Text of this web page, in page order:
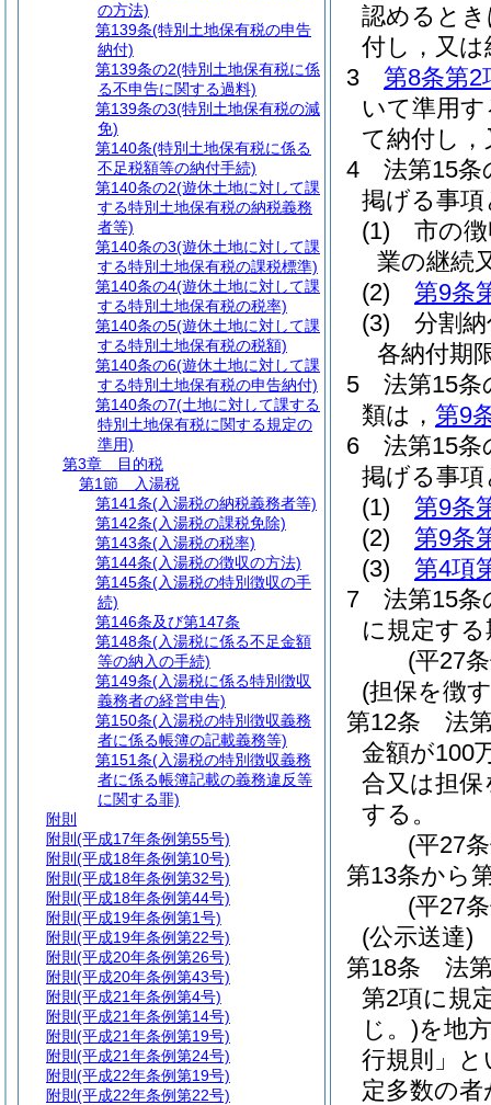
認めると
付し，又
3
第8条第2
いて準用
て納付し
4
法第15
掲げる事
(1)
市の
業の継続
(2)
第9条
(3)
分割
各納付期
5
法第15条
類は， 第9
6
法第15
掲げる事
(1)
第9条
(2)
第9条
(3)
第4項
7
法第15条
に規定す
(平27
(担保を徴
第12条
法
金額が100
合又は担
する。
(平27
第13条から
(平27
(公示送達)
第18条
法
第2項に規
じ。)を地
行規則」と
定多数の
の方法)
第139条(特別土地保有税の申告
納付)
第139条の2(特別土地保有税に係
る不申告に関する過料)
第139条の3(特別土地保有税の減
免)
第140条(特別土地保有税に係る
不足税額等の納付手続)
第140条の2(遊休土地に対して課
する特別土地保有税の納税義務
者等)
第140条の3(遊休土地に対して課
する特別土地保有税の課税標準)
第140条の4(遊休土地に対して課
する特別土地保有税の税率)
第140条の5(遊休土地に対して課
する特別土地保有税の税額)
第140条の6(遊休土地に対して課
する特別土地保有税の申告納付)
第140条の7(土地に対して課する
特別土地保有税に関する規定の
準用)
第3章
目的税
第1節
入湯税
第141条(入湯税の納税義務者等)
第142条(入湯税の課税免除)
第143条(入湯税の税率)
第144条(入湯税の徴収の方法)
第145条(入湯税の特別徴収の手
続)
第146条及び第147条
第148条(入湯税に係る不足金額
等の納入の手続)
第149条(入湯税に係る特別徴収
義務者の経営申告)
第150条(入湯税の特別徴収義務
者に係る帳簿の記載義務等)
第151条(入湯税の特別徴収義務
者に係る帳簿記載の義務違反等
に関する罪)
附則
附則 (平成17年条例第55号)
附則 (平成18年条例第10号)
附則 (平成18年条例第32号)
附則 (平成18年条例第44号)
附則 (平成19年条例第1号)
附則 (平成19年条例第22号)
附則 (平成20年条例第26号)
附則 (平成20年条例第43号)
附則 (平成21年条例第4号)
附則 (平成21年条例第14号)
附則 (平成21年条例第19号)
附則 (平成21年条例第24号)
附則 (平成22年条例第19号)
附則 (平成22年条例第22号)